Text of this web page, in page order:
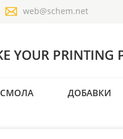
web@schem.net
СМОЛА ДОБАВКИ